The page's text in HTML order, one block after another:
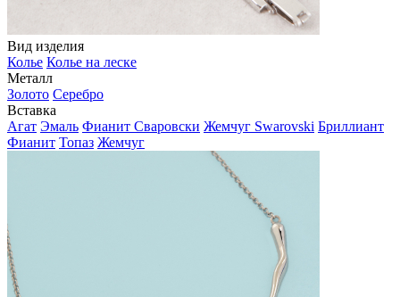
Вид изделия
Колье Колье на леске
Металл
Золото Серебро
Вставка
Агат Эмаль Фианит Сваровски Жемчуг Swarovski Бриллиант
Фианит Топаз Жемчуг